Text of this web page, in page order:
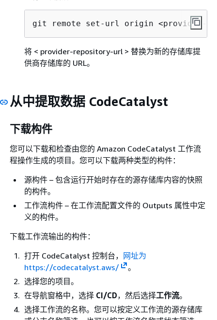
git remote set-url origin <provider-
将 < provider-repository-url > 替换为新的存储库提
供商存储库的 URL。
从中提取数据 CodeCatalyst
下载构件
您可以下载和检查由您的 Amazon CodeCatalyst 工作流
程操作生成的项目。您可以下载两种类型的构件：
源构件 – 包含运行开始时存在的源存储库内容的快照
的构件。
工作流构件 – 在工作流配置文件的 Outputs 属性中定
义的构件。
下载工作流输出的构件：
打开 CodeCatalyst 控制台， 网址为
https://codecatalyst.aws/
。
选择您的项目。
在导航窗格中，选择 CI/CD，然后选择工作流。
选择工作流的名称。您可以按定义工作流的源存储库